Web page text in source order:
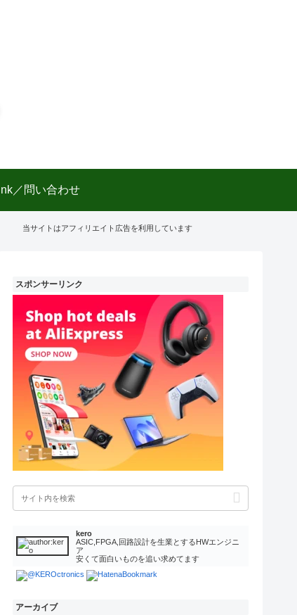
／問い合わせ
当サイトはアフィリエイト広告を利用しています
スポンサーリンク
kero
ASIC,FPGA,回路設計を生業とするHWエンジニ
ア
安くて面白いものを追い求めてます
アーカイブ